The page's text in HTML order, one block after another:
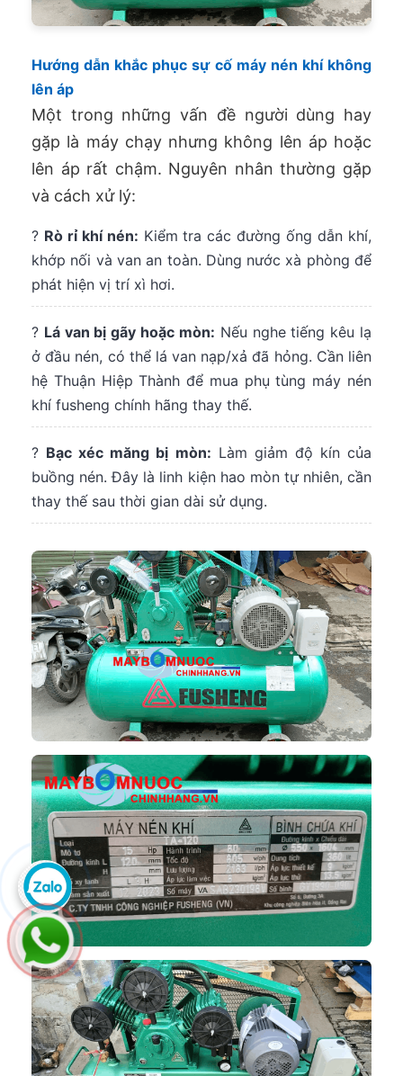
Hướng dẫn khắc phục sự cố máy nén khí không
lên áp
Một trong những vấn đề người dùng hay
gặp là máy chạy nhưng không lên áp hoặc
lên áp rất chậm. Nguyên nhân thường gặp
và cách xử lý:
? Rò rỉ khí nén: Kiểm tra các đường ống dẫn khí,
khớp nối và van an toàn. Dùng nước xà phòng để
phát hiện vị trí xì hơi.
? Lá van bị gãy hoặc mòn: Nếu nghe tiếng kêu lạ
ở đầu nén, có thể lá van nạp/xả đã hỏng. Cần liên
hệ Thuận Hiệp Thành để mua phụ tùng máy nén
khí fusheng chính hãng thay thế.
? Bạc xéc măng bị mòn: Làm giảm độ kín của
buồng nén. Đây là linh kiện hao mòn tự nhiên, cần
thay thế sau thời gian dài sử dụng.